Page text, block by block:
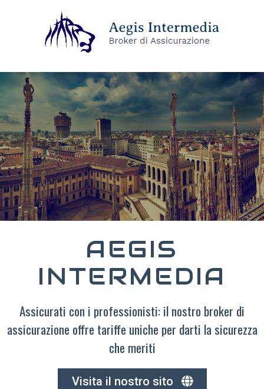
AEGIS
INTERMEDIA
Assicurati con i professionisti: il nostro broker di
assicurazione offre tariffe uniche per darti la sicurezza
che meriti
Visita il nostro sito